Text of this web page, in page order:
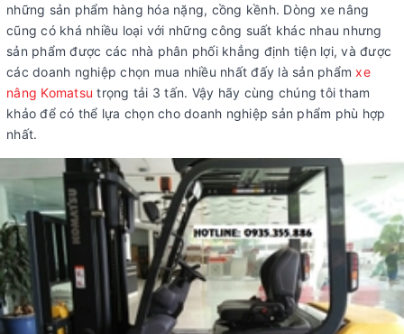
những sản phẩm hàng hóa nặng, cồng kềnh. Dòng xe nâng
cũng có khá nhiều loại với những công suất khác nhau nhưng
sản phẩm được các nhà phân phối khẳng định tiện lợi, và được
các doanh nghiệp chọn mua nhiều nhất đấy là sản phẩmxe
nâng Komatsu trọng tải 3 tấn. Vậy hãy cùng chúng tôi tham
khảo để có thể lựa chọn cho doanh nghiệp sản phẩm phù hợp
nhất.